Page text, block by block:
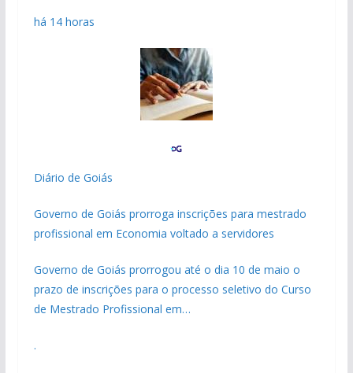
há 14 horas
Diário de Goiás
Governo de Goiás prorroga inscrições para mestrado
profissional em Economia voltado a servidores
Governo de Goiás prorrogou até o dia 10 de maio o
prazo de inscrições para o processo seletivo do Curso
de Mestrado Profissional em…
.